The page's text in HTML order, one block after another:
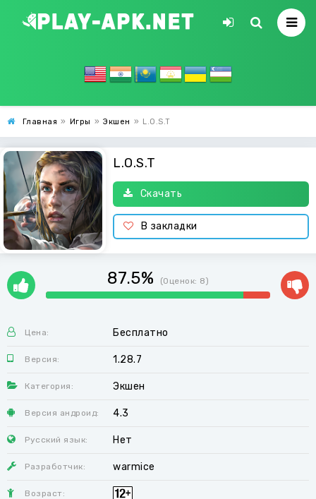
Главная » Игры » Экшен » L.O.S.T
L.O.S.T
Скачать
В закладки
87.5% (Оценок: 8)
Цена: Бесплатно
Версия: 1.28.7
Категория: Экшен
Версия андроид: 4.3
Русский язык: Нет
Разработчик: warmice
Возраст: